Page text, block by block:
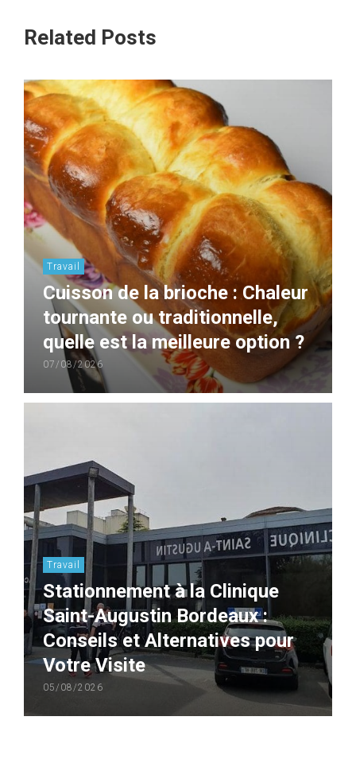
Related Posts
Travail
Cuisson de la brioche : Chaleur
tournante ou traditionnelle,
quelle est la meilleure option ?
07/08/2026
Travail
Stationnement à la Clinique
Saint-Augustin Bordeaux :
Conseils et Alternatives pour
Votre Visite
05/08/2026